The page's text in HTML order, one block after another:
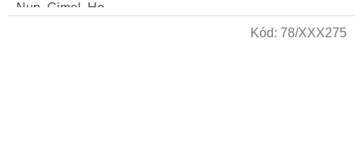
Nun, Gimel, He,...
Kód: 78/XXX275